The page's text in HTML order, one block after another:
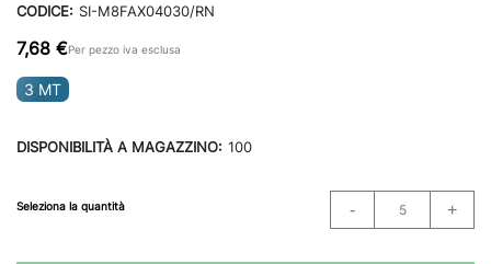
CODICE: SI-M8FAX04030/RN
7,68 €Per pezzo iva esclusa
3 MT
DISPONIBILITÀ A MAGAZZINO: 100
Seleziona la quantità